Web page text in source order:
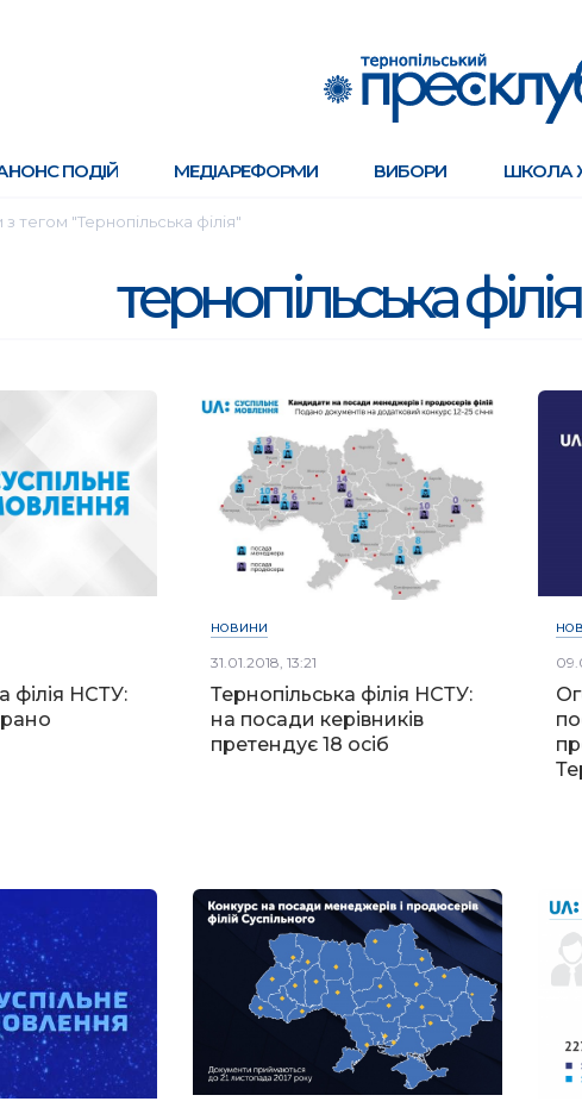
ПОДІЙ МЕДІАРЕФОРМИ ВИБОРИ ШКОЛА
тегом "Тернопільська філія"
тернопільська філія
філія НСТУ:
НОВИНИ
31.01.2018, 13:21
Тернопільська філія НСТУ:
на посади керівників
претендує 18 осіб